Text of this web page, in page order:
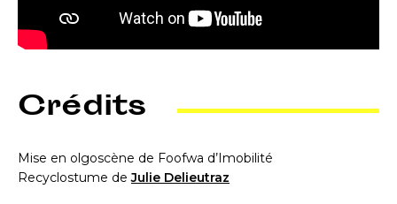
Crédits
Mise en olgoscène de Foofwa d’Imobilité
Recyclostume deJulie Delieutraz